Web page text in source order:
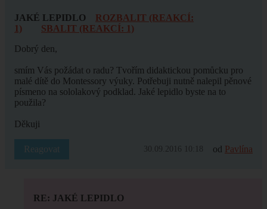
JAKÉ LEPIDLO
ROZBALIT (REAKCÍ:
1)
SBALIT (REAKCÍ: 1)
Dobrý den,
smím Vás požádat o radu? Tvořím didaktickou pomůcku pro
malé dítě do Montessory výuky. Potřebuji nutně nalepil pěnové
písmeno na sololakový podklad. Jaké lepidlo byste na to
použila?
Děkuji
Reagovat 30.09.2016 10:18 od Pavlína
RE: JAKÉ LEPIDLO